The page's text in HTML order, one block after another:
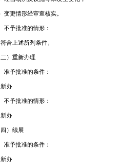
更情形经审查核实。
予批准的情形：
上述所列条件。
重新办理
予批准的条件：
办
予批准的情形：
办
续展
予批准的条件：
办